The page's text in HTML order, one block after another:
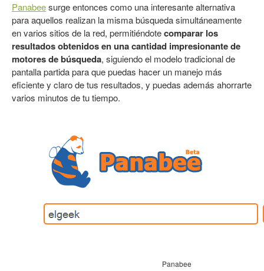
Panabeesurge entonces como una interesante alternativa
para aquellos realizan la misma búsqueda simultáneamente
en varios sitios de la red, permitiéndotecomparar los
resultados obtenidos en una cantidad impresionante de
motores de búsqueda, siguiendo el modelo tradicional de
pantalla partida para que puedas hacer un manejo más
eficiente y claro de tus resultados, y puedas además ahorrarte
varios minutos de tu tiempo.
Panabee